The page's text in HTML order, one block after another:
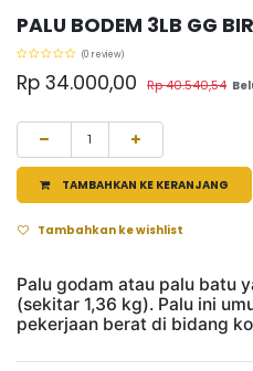
PALU BODEM 3LB GG
(0 review)
Rp 34.000,00 Rp40.540,54
TAMBAHKAN KE KERANJANG
Tambahkan ke wishlist
Palu godam atau palu batu
(sekitar 1,36 kg). Palu ini
pekerjaan berat di bidang